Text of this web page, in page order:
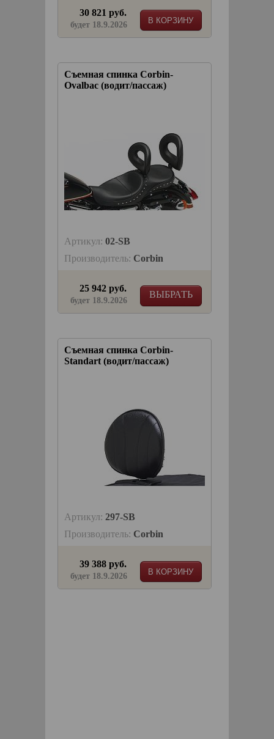
В КОРЗИНУ
30 821 руб.
будет 18.9.2026
Съемная спинка Corbin-
Ovalbac (водит/пассаж)
Артикул: 02-SB
Производитель: Corbin
ВЫБРАТЬ
25 942 руб.
будет 18.9.2026
Съемная спинка Corbin-
Standart (водит/пассаж)
Артикул: 297-SB
Производитель: Corbin
В КОРЗИНУ
39 388 руб.
будет 18.9.2026